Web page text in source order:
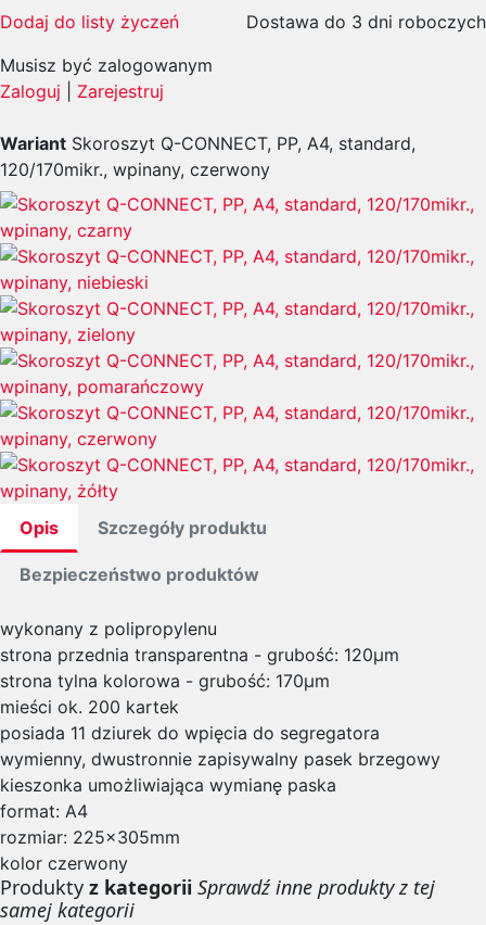
Dostawa do 3 dni roboczych
Dodaj do listy życzeń
Musisz być zalogowanym
Zaloguj
Zarejestruj
Wariant Skoroszyt Q-CONNECT, PP, A4, standard,
120/170mikr., wpinany, czerwony
Opis Szczegóły produktu
Bezpieczeństwo produktów
wykonany z polipropylenu
strona przednia transparentna - grubość: 120μm
strona tylna kolorowa - grubość: 170μm
mieści ok. 200 kartek
posiada 11 dziurek do wpięcia do segregatora
wymienny, dwustronnie zapisywalny pasek brzegowy
kieszonka umożliwiająca wymianę paska
format: A4
rozmiar: 225x305mm
kolor czerwony
Produkty z kategorii Sprawdź inne produkty z tej
samej kategorii